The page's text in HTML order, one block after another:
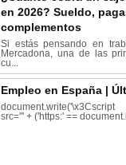
en 2026? Sueldo,
complementos
Si estás pensando en
Mercadona, una de las
cu...
Empleo en España |
src="' + ('https:' ==